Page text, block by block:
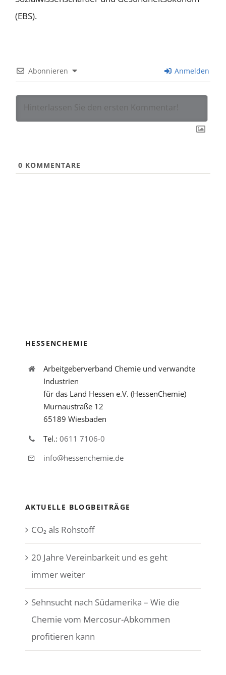
(EBS).
Abonnieren Anmelden
0 KOMMENTARE
HESSENCHEMIE
Arbeitgeberverband Chemie und verwandte
Industrien
für das Land Hessen e.V. (HessenChemie)
Murnaustraße 12
65189 Wiesbaden
Tel.: 0611 7106-0
info@hessenchemie.de
AKTUELLE BLOGBEITRÄGE
CO₂ als Rohstoff
20 Jahre Vereinbarkeit und es geht
immer weiter
Sehnsucht nach Südamerika – Wie die
Chemie vom Mercosur-Abkommen
profitieren kann